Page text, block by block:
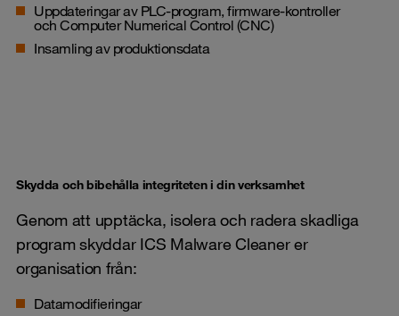
Uppdateringar av PLC-program, firmware-kontroller
och Computer Numerical Control (CNC)
Insamling av produktionsdata
Skydda och bibehålla integriteten i din verksamhet
Genom att upptäcka, isolera och radera skadliga
program skyddar ICS Malware Cleaner er
organisation från:
Datamodifieringar